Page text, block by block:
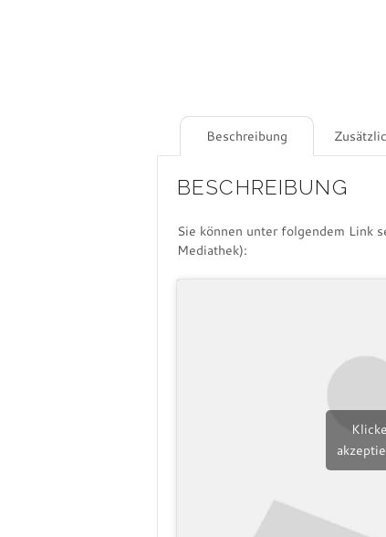
Beschreibung
BESCHREIBUNG
Sie können unter folgendem Link
Mediathek):